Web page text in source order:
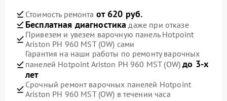
Стоимость ремонта от 620 руб.
Бесплатная диагностика даже при отказе
Привезем и увезем варочную панель Hotpoint
Ariston PH 960 MST (OW) сами
Гарантия на наши работы по ремонту варочных
панелей Hotpoint Ariston PH 960 MST (OW)до 3-х
лет
Срочный ремонт варочных панелей Hotpoint
Ariston PH 960 MST (OW) в течении часа